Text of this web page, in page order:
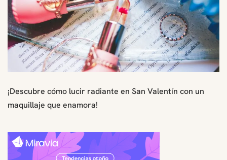
¡Descubre cómo lucir radiante en San Valentín con un
maquillaje que enamora!